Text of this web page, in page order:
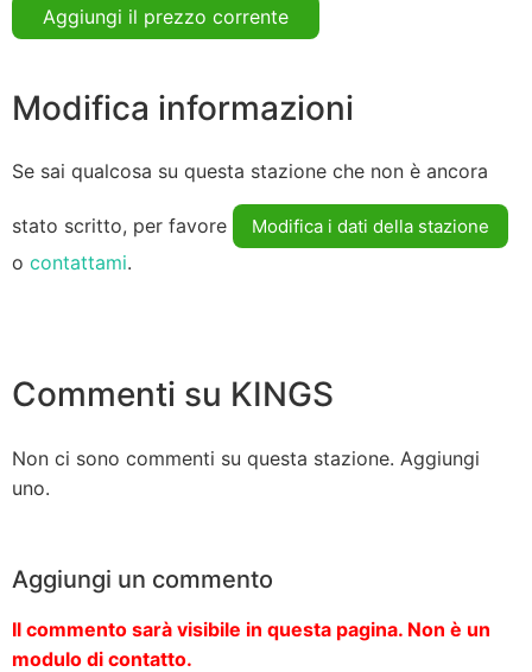
Aggiungi il prezzo corrente
Modifica informazioni
Se sai qualcosa su questa stazione che non è ancora
stato scritto, per favore Modifica i dati della stazione
o contattami.
Commenti su KINGS
Non ci sono commenti su questa stazione. Aggiungi
uno.
Aggiungi un commento
Il commento sarà visibile in questa pagina. Non è un
modulo di contatto.